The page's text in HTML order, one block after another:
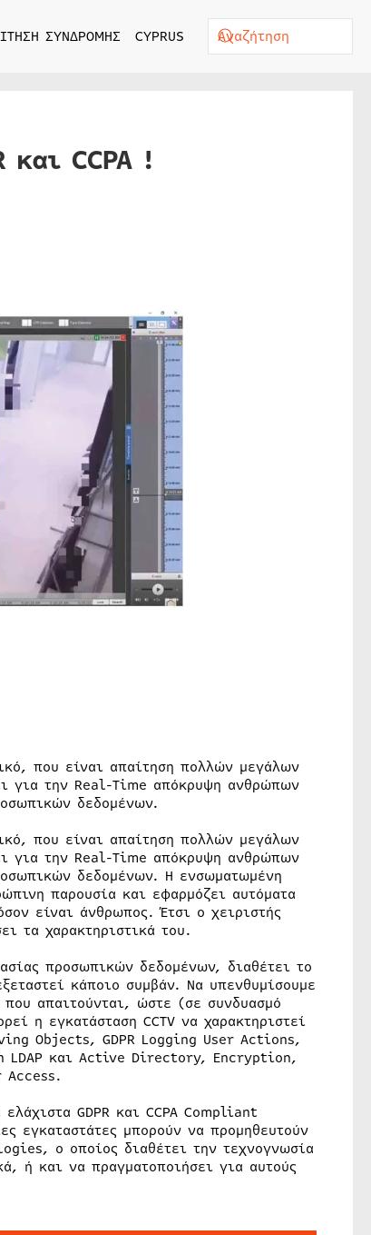
ΣΥΝΔΡΟΜΗΣ CYPRUS
CCPA !
που είναι απαίτηση πολλών μεγάλων
για την Real-Time απόκρυψη ανθρώπων
δεδομένων.
που είναι απαίτηση πολλών μεγάλων
για την Real-Time απόκρυψη ανθρώπων
δεδομένων. Η ενσωματωμένη
παρουσία και εφαρμόζει αυτόματα
είναι άνθρωπος. Έτσι ο χειριστής
τα χαρακτηριστικά του.
προσωπικών δεδομένων, διαθέτει το
κάποιο συμβάν. Να υπενθυμίσουμε
απαιτούνται, ώστε (σε συνδυασμό
η εγκατάσταση CCTV να χαρακτηριστεί
Objects, GDPR Logging User Actions,
και Active Directory, Encryption,
GDPR και CCPA Compliant
εγκαταστάτες μπορούν να προμηθευτούν
ο οποίος διαθέτει την τεχνογνωσία
ή και να πραγματοποιήσει για αυτούς